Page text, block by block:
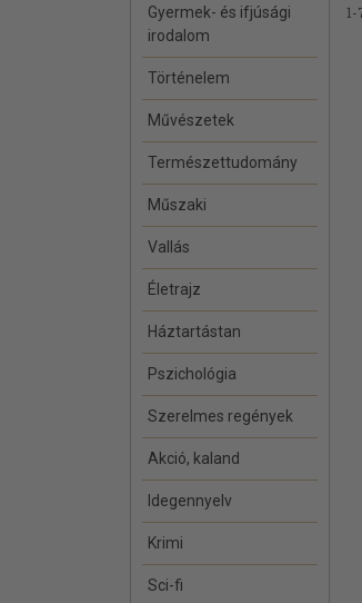
Gyermek- és ifjúsági
irodalom
Történelem
Művészetek
Természettudomány
Műszaki
Vallás
Életrajz
Háztartástan
Pszichológia
Szerelmes regények
Akció, kaland
Idegennyelv
Krimi
Sci-fi
1-